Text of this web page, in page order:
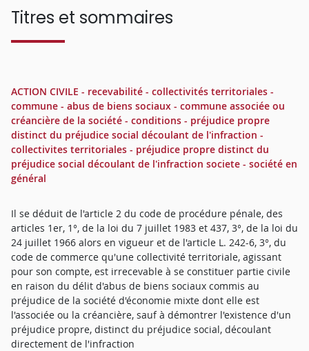
Titres et sommaires
ACTION CIVILE - recevabilité - collectivités territoriales -
commune - abus de biens sociaux - commune associée ou
créancière de la société - conditions - préjudice propre
distinct du préjudice social découlant de l'infraction -
collectivites territoriales - préjudice propre distinct du
préjudice social découlant de l'infraction societe - société en
général
Il se déduit de l'article 2 du code de procédure pénale, des
articles 1er, 1°, de la loi du 7 juillet 1983 et 437, 3°, de la loi du
24 juillet 1966 alors en vigueur et de l'article L. 242-6, 3°, du
code de commerce qu'une collectivité territoriale, agissant
pour son compte, est irrecevable à se constituer partie civile
en raison du délit d'abus de biens sociaux commis au
préjudice de la société d'économie mixte dont elle est
l'associée ou la créancière, sauf à démontrer l'existence d'un
préjudice propre, distinct du préjudice social, découlant
directement de l'infraction